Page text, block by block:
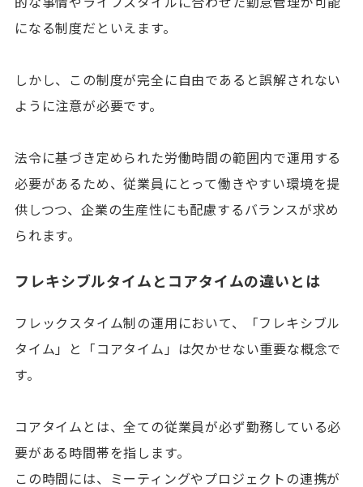
になる制度だといえます。
しかし、この制度が完全に自由であると誤解されない
ように注意が必要です。
法令に基づき定められた労働時間の範囲内で運用する
必要があるため、従業員にとって働きやすい環境を提
供しつつ、企業の生産性にも配慮するバランスが求め
られます。
フレキシブルタイムとコアタイムの違いとは
フレックスタイム制の運用において、「フレキシブル
タイム」と「コアタイム」は欠かせない重要な概念で
す。
コアタイムとは、全ての従業員が必ず勤務している必
要がある時間帯を指します。
この時間には、ミーティングやプロジェクトの連携が